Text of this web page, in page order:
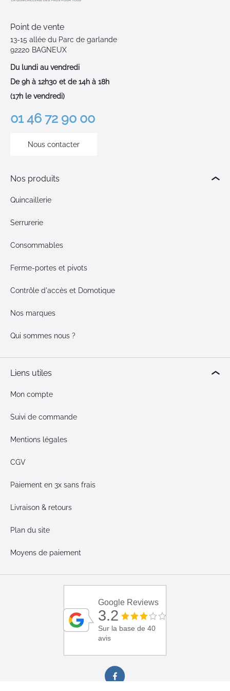
Point de vente
13-15 allée du Parc de garlande
92220 BAGNEUX
Du lundi au vendredi
De 9h à 12h30 et de 14h à 18h
(17h le vendredi)
01 46 72 90 00
Nous contacter
Nos produits
Quincaillerie
Serrurerie
Consommables
Ferme-portes et pivots
Contrôle d'accès et Domotique
Nos marques
Qui sommes nous ?
Liens utiles
Mon compte
Suivi de commande
Mentions légales
CGV
Paiement en 3x sans frais
Livraison & retours
Plan du site
Moyens de paiement
Google Reviews
3.2
Sur la base de 40
avis